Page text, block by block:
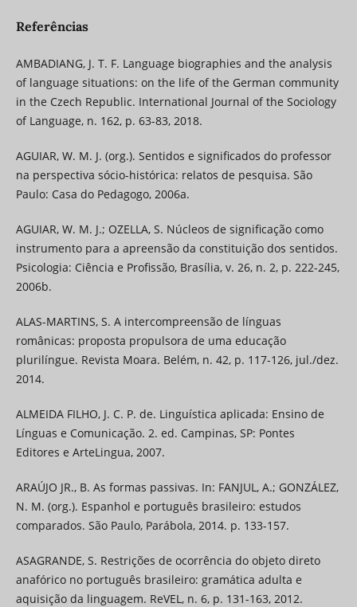
Referências
AMBADIANG, J. T. F. Language biographies and the analysis
of language situations: on the life of the German community
in the Czech Republic. International Journal of the Sociology
of Language, n. 162, p. 63-83, 2018.
AGUIAR, W. M. J. (org.). Sentidos e significados do professor
na perspectiva sócio-histórica: relatos de pesquisa. São
Paulo: Casa do Pedagogo, 2006a.
AGUIAR, W. M. J.; OZELLA, S. Núcleos de significação como
instrumento para a apreensão da constituição dos sentidos.
Psicologia: Ciência e Profissão, Brasília, v. 26, n. 2, p. 222-245,
2006b.
ALAS-MARTINS, S. A intercompreensão de línguas
românicas: proposta propulsora de uma educação
plurilíngue. Revista Moara. Belém, n. 42, p. 117-126, jul./dez.
2014.
ALMEIDA FILHO, J. C. P. de. Linguística aplicada: Ensino de
Línguas e Comunicação. 2. ed. Campinas, SP: Pontes
Editores e ArteLingua, 2007.
ARAÚJO JR., B. As formas passivas. In: FANJUL, A.; GONZÁLEZ,
N. M. (org.). Espanhol e português brasileiro: estudos
comparados. São Paulo, Parábola, 2014. p. 133-157.
ASAGRANDE, S. Restrições de ocorrência do objeto direto
anafórico no português brasileiro: gramática adulta e
aquisição da linguagem. ReVEL, n. 6, p. 131-163, 2012.